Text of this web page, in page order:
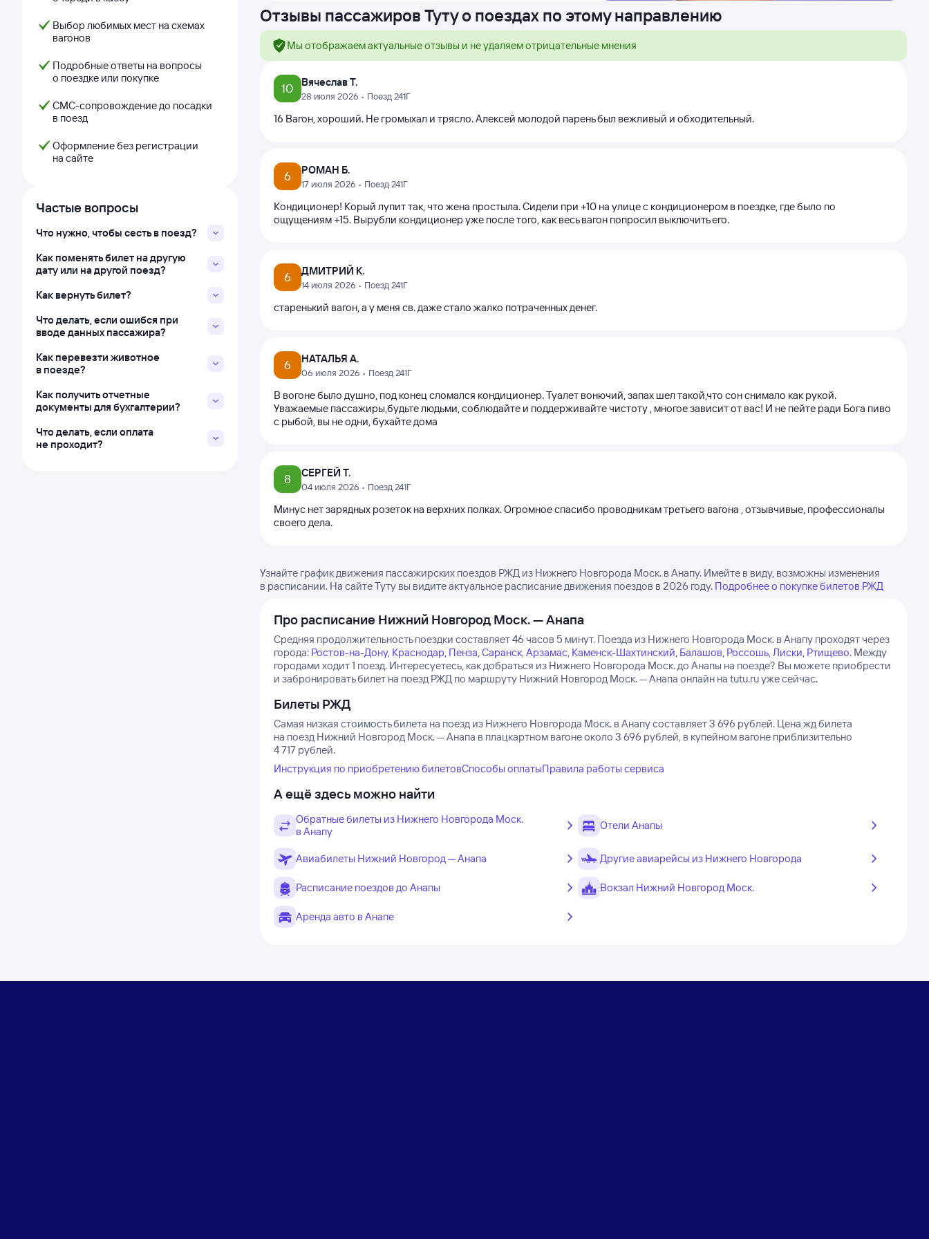
Выбор любимых мест на схемах
вагонов
Подробные ответы на вопросы
о поездке или покупке
СМС-сопровождение до посадки
в поезд
Оформление без регистрации
на сайте
Частые вопросы
Что нужно, чтобы сесть в поезд?
Как поменять билет на другую
дату или на другой поезд?
Как вернуть билет?
Что делать, если ошибся при
вводе данных пассажира?
Как перевезти животное
в поезде?
Как получить отчетные
документы для бухгалтерии?
Что делать, если оплата
не проходит?
Отзывы пассажиров Туту о поездах по этому направлению
Мы отображаем актуальные отзывы и не удаляем отрицательные мнения
10 Вячеслав Т.
28 июля 2026 • Поезд 241Г
16 Вагон, хороший. Не громыхал и трясло. Алексей молодой парень был вежливый и обходительный.
6 РОМАН Б.
17 июля 2026 • Поезд 241Г
Кондиционер! Корый лупит так, что жена простыла. Сидели при +10 на улице с кондиционером в поездке, где было по
ощущениям +15. Вырубли кондиционер уже после того, как весь вагон попросил выключить его.
6 ДМИТРИЙ К.
14 июля 2026 • Поезд 241Г
старенький вагон, а у меня св. даже стало жалко потраченных денег.
6 НАТАЛЬЯ А.
06 июля 2026 • Поезд 241Г
В вогоне было душно, под конец сломался кондиционер. Туалет вонючий, запах шел такой,что сон снимало как рукой.
Уважаемые пассажиры,будьте людьми, соблюдайте и поддерживайте чистоту , многое зависит от вас! И не пейте ради Бога пиво
с рыбой, вы не одни, бухайте дома
8 СЕРГЕЙ Т.
04 июля 2026 • Поезд 241Г
Минус нет зарядных розеток на верхних полках. Огромное спасибо проводникам третьего вагона , отзывчивые, профессионалы
своего дела.
Узнайте график движения пассажирских поездов РЖД из Нижнего Новгорода Моск. в Анапу. Имейте в виду, возможны изменения
в расписании. На сайте Туту вы видите актуальное расписание движения поездов в 2026 году. Подробнее о покупке билетов РЖД
Про расписание Нижний Новгород Моск. — Анапа
Средняя продолжительность поездки составляет 46 часов 5 минут. Поезда из Нижнего Новгорода Моск. в Анапу проходят через
города: Ростов-на-Дону, Краснодар, Пенза,Саранск,Арзамас, Каменск-Шахтинский, Балашов, Россошь,Лиски, Ртищево. Между
городами ходит 1 поезд. Интересуетесь, как добраться из Нижнего Новгорода Моск. до Анапы на поезде? Вы можете приобрести
и забронировать билет на поезд РЖД по маршруту Нижний Новгород Моск. — Анапа онлайн на tutu.ru уже сейчас.
Билеты РЖД
Самая низкая стоимость билета на поезд из Нижнего Новгорода Моск. в Анапу составляет 3 696 рублей. Цена жд билета
на поезд Нижний Новгород Моск. — Анапа в плацкартном вагоне около 3 696 рублей, в купейном вагоне приблизительно
4 717 рублей.
Инструкция по приобретению билетовСпособы оплатыПравила работы сервиса
А ещё здесь можно найти
Обратные билеты из Нижнего Новгорода Моск.
в Анапу
Отели Анапы
Авиабилеты Нижний Новгород — Анапа Другие авиарейсы из Нижнего Новгорода
Расписание поездов до Анапы Вокзал Нижний Новгород Моск.
Аренда авто в Анапе